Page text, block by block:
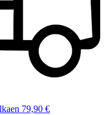
79,90 €